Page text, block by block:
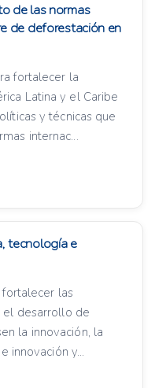
de las normas
de deforestación en
fortalecer la
Latina y el Caribe
y técnicas que
internac...
tecnología e
las
el desarrollo de
la innovación, la
innovación y...